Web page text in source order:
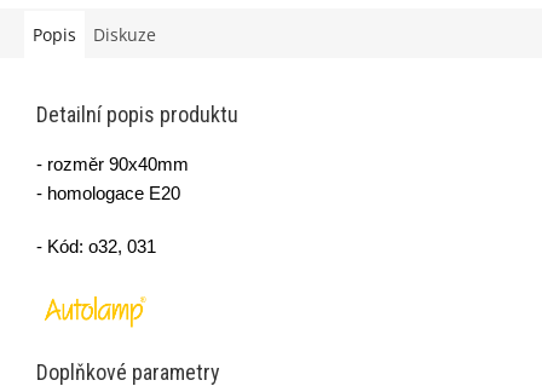
Popis Diskuze
Detailní popis produktu
- rozměr 90x40mm
- homologace E20
- Kód: o32, 031
Doplňkové parametry